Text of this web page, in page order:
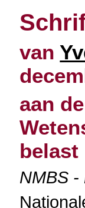
van
aan
belast
NMBS -